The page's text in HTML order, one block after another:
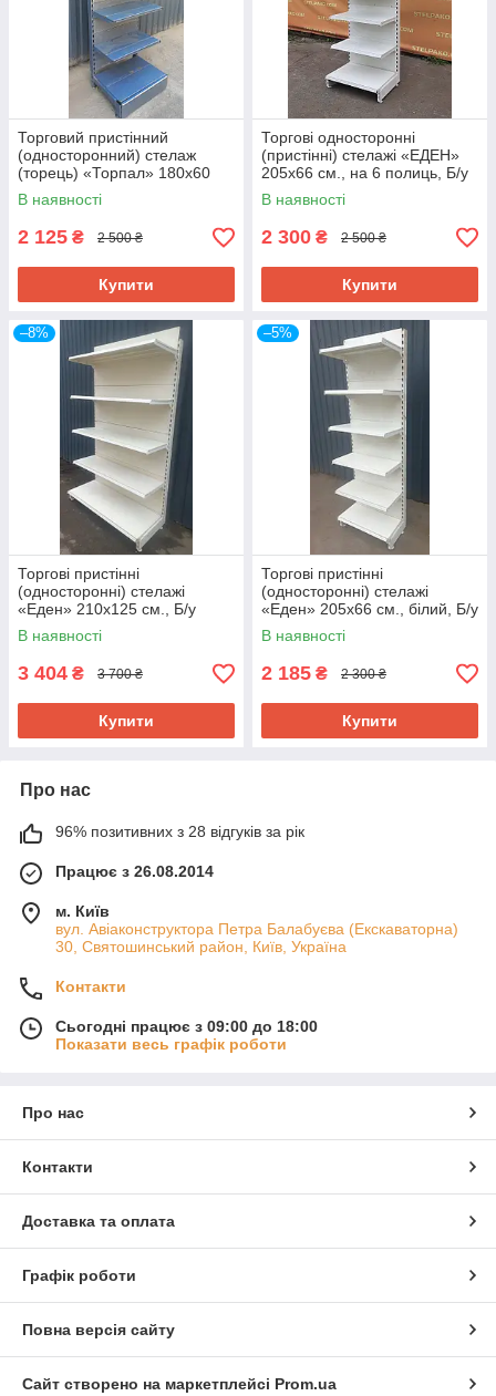
Торговий пристінний
(односторонний) стелаж
(торець) «Торпал» 180х60
см., RAL-7024, Б/у
В наявності
2 125 ₴ 2 500 ₴
Купити
Торгові односторонні
(пристінні) стелажі «ЕДЕН»
205х66 см., на 6 полиць, Б/у
В наявності
2 300 ₴ 2 500 ₴
Купити
–8%
Торгові пристінні
(односторонні) стелажі
«Еден» 210х125 см., Б/у
В наявності
3 404 ₴ 3 700 ₴
Купити
–5%
Торгові пристінні
(односторонні) стелажі
«Еден» 205х66 см., білий, Б/у
В наявності
2 185 ₴ 2 300 ₴
Купити
Про нас
96% позитивних з 28 відгуків за рік
Працює з 26.08.2014
м. Київ
вул. Авіаконструктора Петра Балабуєва (Екскаваторна)
30, Святошинський район, Київ, Україна
Контакти
Сьогодні працює з 09:00 до 18:00
Показати весь графік роботи
Про нас
Контакти
Доставка та оплата
Графік роботи
Повна версія сайту
Сайт створено на маркетплейсі Prom.ua